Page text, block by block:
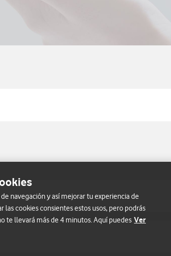
navegación y así mejorar tu experiencia de
cookies consientes estos usos, pero podrás
te llevará más de 4 minutos. Aquí puedes Ver